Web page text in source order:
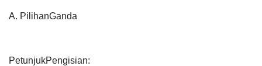
A. PilihanGanda
PetunjukPengisian: